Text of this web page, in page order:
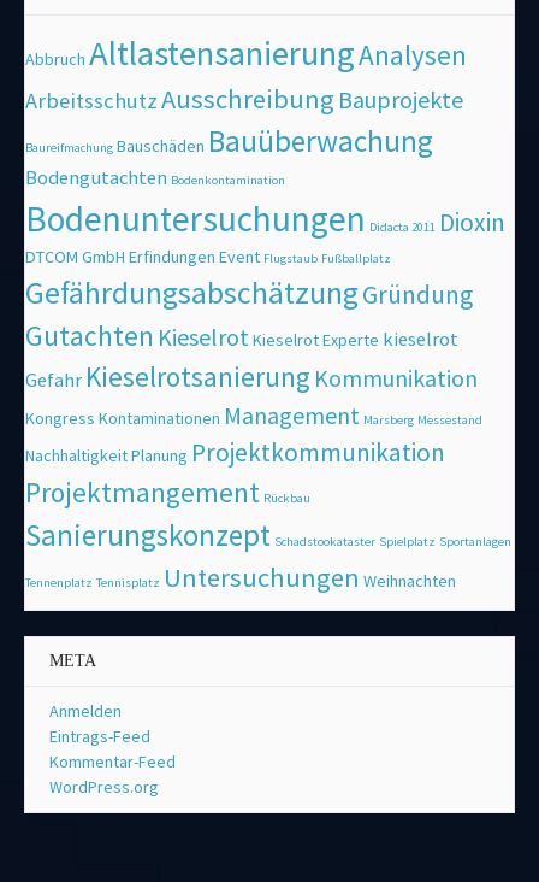
Abbruch AltlastensanierungAnalysen
ArbeitsschutzAusschreibung Bauprojekte
Baureifmachung Bauschäden Bauüberwachung
Bodengutachten Bodenkontamination
Bodenuntersuchungen Didacta 2011 Dioxin
DTCOM GmbH Erfindungen Event Flugstaub Fußballplatz
GefährdungsabschätzungGründung
Gutachten Kieselrot Kieselrot Experte kieselrot
Gefahr Kieselrotsanierung Kommunikation
Kongress Kontaminationen Management Marsberg Messestand
NachhaltigkeitPlanung Projektkommunikation
Projektmangement Rückbau
Sanierungskonzept Schadstookataster Spielplatz Sportanlagen
Tennenplatz Tennisplatz Untersuchungen Weihnachten
META
Anmelden
Eintrags-Feed
Kommentar-Feed
WordPress.org